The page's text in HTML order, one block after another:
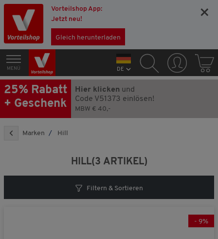
Vorteilshop App:
Jetzt neu!
Gleich herunterladen
×
MENÜ DE
25% Rabatt
+ Geschenk
Hier klicken und
Code V51373 einlösen!
MBW € 40,-
Marken Hill
HILL(3 ARTIKEL)
Filtern & Sortieren
- 9%